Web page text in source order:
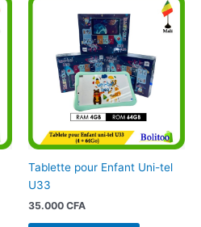
Tablette pour Enfant Uni-tel
U33
35.000 CFA